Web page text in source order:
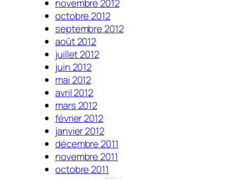
novembre 2012
octobre 2012
septembre 2012
août 2012
juillet 2012
juin 2012
mai 2012
avril 2012
mars 2012
février 2012
janvier 2012
décembre 2011
novembre 2011
octobre 2011